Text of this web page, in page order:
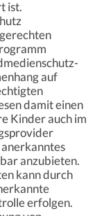
ist.
auf
damit einen
Kinder auch im
anzubieten.
kann durch
erfolgen.